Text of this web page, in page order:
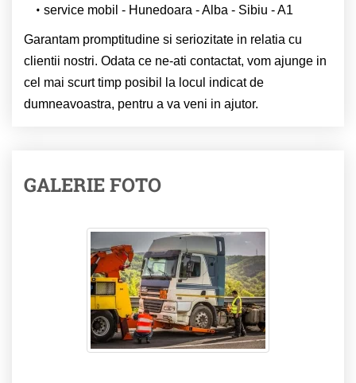
service mobil - Hunedoara - Alba - Sibiu - A1
Garantam promptitudine si seriozitate in relatia cu
clientii nostri. Odata ce ne-ati contactat, vom ajunge in
cel mai scurt timp posibil la locul indicat de
dumneavoastra, pentru a va veni in ajutor.
GALERIE FOTO